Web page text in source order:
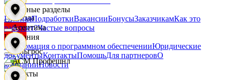
Звезда
Зельгрос
Асептика
АСМ Профешнл
Основные разделы
ГлавнаяПодработкиВакансииБонусыЗаказчикамКак это
работает?Частые вопросы
Компания
Информация о программном обеспеченииЮридические
документыКонтактыПомощьДля партнеровО
компанииНовости
Контакты